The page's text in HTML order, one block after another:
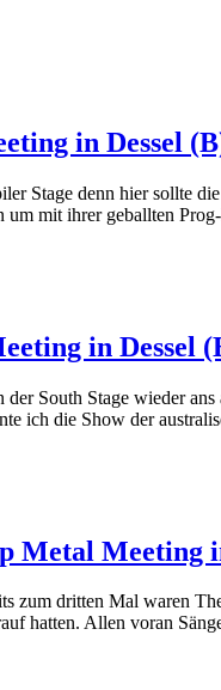
in Dessel
Stage denn hier sollte
mit ihrer geballten
in Dessel
South Stage wieder
ich die Show der
Metal Meeting
zum dritten Mal waren
hatten. Allen voran